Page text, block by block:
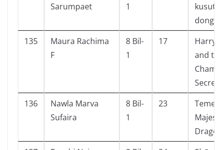
Sarumpaet
1
kusut
135
Maura Rachima
F
8 Bil-
1
17
Harry
and
Secrets
136
Nawla Marva
Sufaira
8 Bil-
1
23